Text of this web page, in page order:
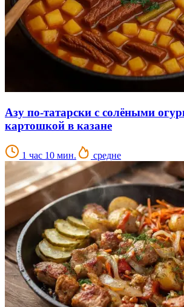
Азу по-татарски с солёными
картошкой в казане
1 час 10 мин. средне